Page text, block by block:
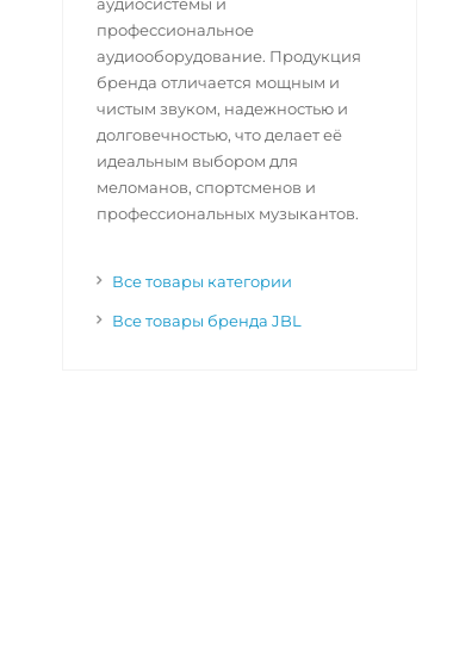
аудиосистемы и
профессиональное
аудиооборудование. Продукция
бренда отличается мощным и
чистым звуком, надежностью и
долговечностью, что делает её
идеальным выбором для
меломанов, спортсменов и
профессиональных музыкантов.
Все товары категории
Все товары бренда JBL